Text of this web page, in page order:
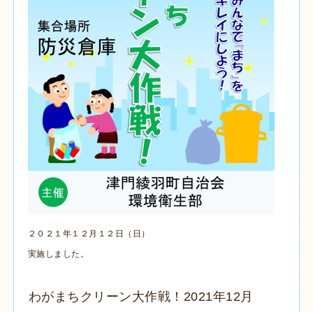
２０２１年１２月１２日（日）
実施しました。
わがまちクリーン大作戦！2021年12月